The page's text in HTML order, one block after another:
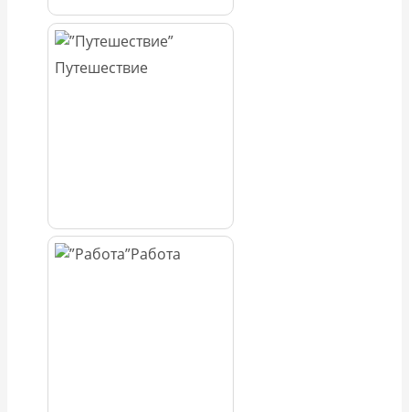
Путешествие
Работа